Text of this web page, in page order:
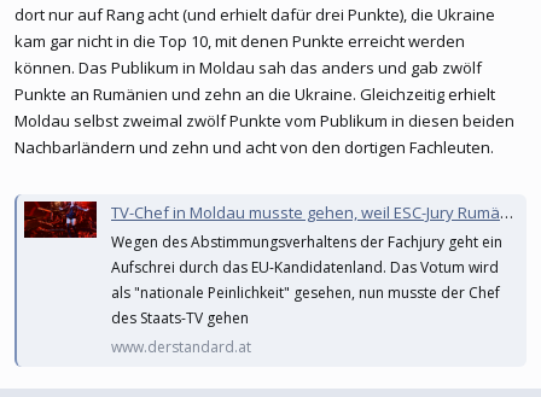
dort nur auf Rang acht (und erhielt dafür drei Punkte), die Ukraine
kam gar nicht in die Top 10, mit denen Punkte erreicht werden
können. Das Publikum in Moldau sah das anders und gab zwölf
Punkte an Rumänien und zehn an die Ukraine. Gleichzeitig erhielt
Moldau selbst zweimal zwölf Punkte vom Publikum in diesen beiden
Nachbarländern und zehn und acht von den dortigen Fachleuten.
TV-Chef in Moldau musste gehen, weil ESC-Jury Rumänien und Ukraine nicht genug Punkte gab
Wegen des Abstimmungsverhaltens der Fachjury geht ein
Aufschrei durch das EU-Kandidatenland. Das Votum wird
als "nationale Peinlichkeit" gesehen, nun musste der Chef
des Staats-TV gehen
www.derstandard.at